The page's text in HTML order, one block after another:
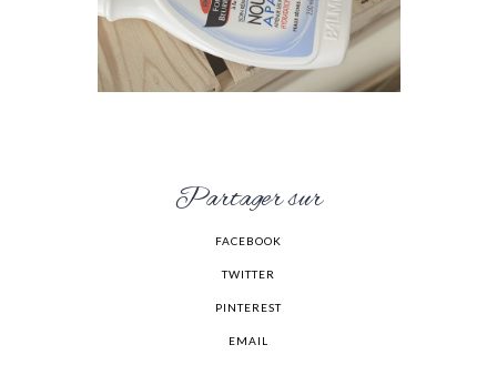
Partager sur
FACEBOOK
TWITTER
PINTEREST
EMAIL